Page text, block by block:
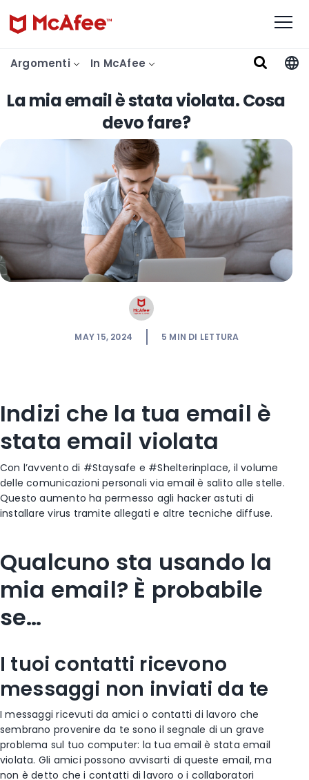
Argomenti In McAfee
La mia email è stata violata. Cosa
devo fare?
MAY 15, 2024 5 MIN DI LETTURA
Indizi che la tua email è
stata email violata
Con l’avvento di #Staysafe e #Shelterinplace, il volume
delle comunicazioni personali via email è salito alle stelle.
Questo aumento ha permesso agli hacker astuti di
installare virus tramite allegati e altre tecniche diffuse.
Qualcuno sta usando la
mia email? È probabile
se…
I tuoi contatti ricevono
messaggi non inviati da te
I messaggi ricevuti da amici o contatti di lavoro che
sembrano provenire da te sono il segnale di un grave
problema sul tuo computer: la tua email è stata email
violata. Gli amici possono avvisarti di queste email, ma
non è detto che i contatti di lavoro o i collaboratori